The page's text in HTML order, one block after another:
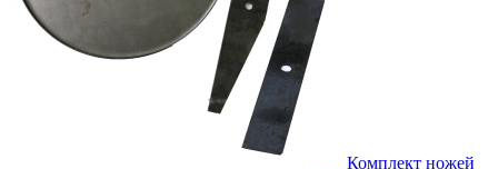
Комплект ножей